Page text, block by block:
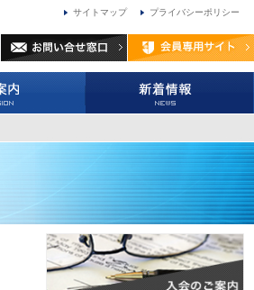
サイトマップ プライバシーポリシー